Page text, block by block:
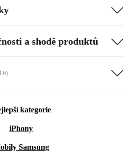
a shodě produktů
kategorie
iPhony
Samsung